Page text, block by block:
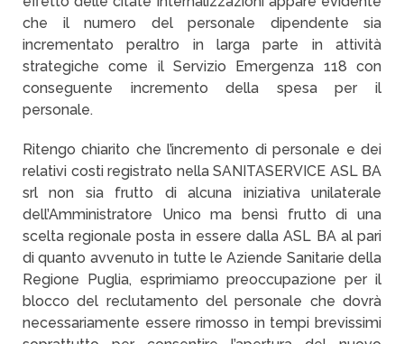
che il numero del personale dipendente sia
incrementato peraltro in larga parte in attività
strategiche come il Servizio Emergenza 118 con
conseguente incremento della spesa per il
personale.
Ritengo chiarito che l’incremento di personale e dei
relativi costi registrato nella SANITASERVICE ASL BA
srl non sia frutto di alcuna iniziativa unilaterale
dell’Amministratore Unico ma bensì frutto di una
scelta regionale posta in essere dalla ASL BA al pari
di quanto avvenuto in tutte le Aziende Sanitarie della
Regione Puglia, esprimiamo preoccupazione per il
blocco del reclutamento del personale che dovrà
necessariamente essere rimosso in tempi brevissimi